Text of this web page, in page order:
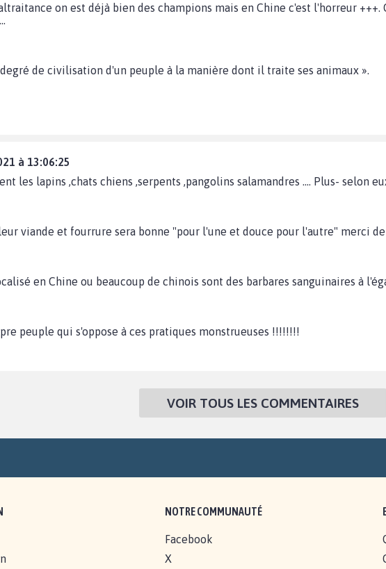
on est déjà bien des champions mais en Chine c'est l'horreur
de civilisation d'un peuple à la manière dont il traite ses animaux ».
à 13:06:25
les lapins ,chats chiens ,serpents ,pangolins salamandres .... Plus- selon
viande et fourrure sera bonne "pour l'une et douce pour l'autre" merci
en Chine ou beaucoup de chinois sont des barbares sanguinaires à
peuple qui s'oppose à ces pratiques monstrueuses !!!!!!!!
VOIR TOUS LES COMMENTAIRES
NOTRE COMMUNAUTÉ
Facebook
X